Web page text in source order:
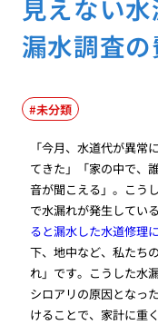
見えない
漏水調査
未分類
「今月、水道代が異
てきた」「家の中で、
音が聞こえる」。こう
で水漏れが発生してい
ると漏水した水道修理
下、地中など、私たち
れ」です。こうした水
シロアリの原因となっ
けることで、家計に重